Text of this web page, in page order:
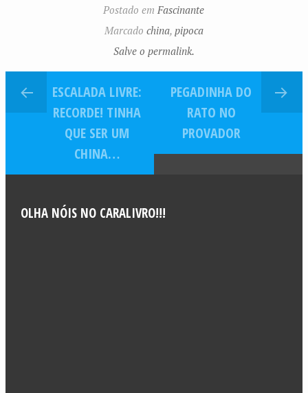
Postado emFascinante
Marcado china, pipoca
Salve o permalink.
ESCALADA LIVRE:
RECORDE! TINHA
QUE SER UM
CHINA…
PEGADINHA DO
RATO NO
PROVADOR
OLHA NÓIS NO CARALIVRO!!!